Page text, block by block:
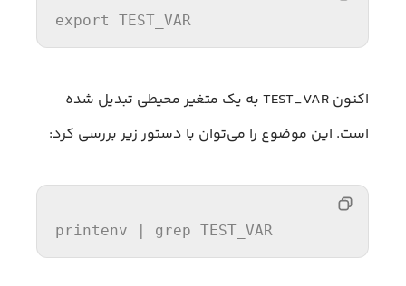
export TEST_VAR
اکنون TEST_VAR به یک متغیر محیطی تبدیل شده
است. این موضوع را می‌توان با دستور زیر بررسی کرد:
printenv | grep TEST_VAR